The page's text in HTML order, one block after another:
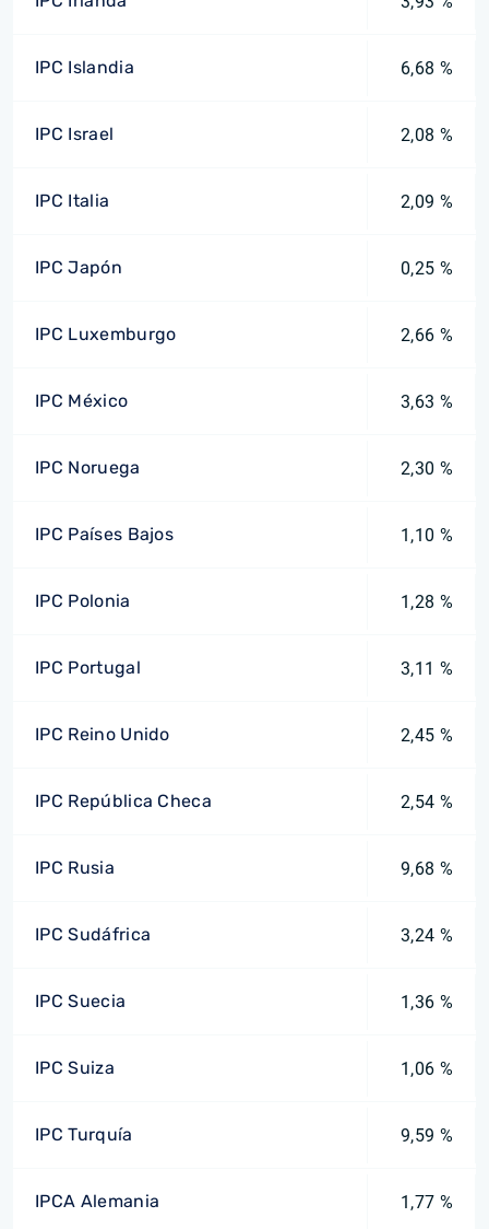
IPC Islandia 6,68 %
IPC Israel 2,08 %
IPC Italia 2,09 %
IPC Japón 0,25 %
IPC Luxemburgo 2,66 %
IPC México 3,63 %
IPC Noruega 2,30 %
IPC Países Bajos 1,10 %
IPC Polonia 1,28 %
IPC Portugal 3,11 %
IPC Reino Unido 2,45 %
IPC República Checa 2,54 %
IPC Rusia 9,68 %
IPC Sudáfrica 3,24 %
IPC Suecia 1,36 %
IPC Suiza 1,06 %
IPC Turquía 9,59 %
IPCA Alemania 1,77 %